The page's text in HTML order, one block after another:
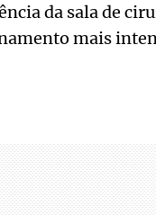
da sala de
mais